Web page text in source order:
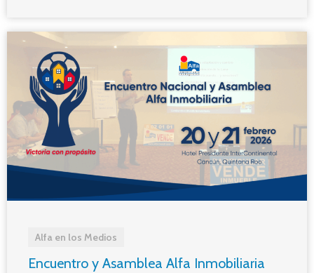
Alfa en los Medios
Encuentro y Asamblea Alfa Inmobiliaria